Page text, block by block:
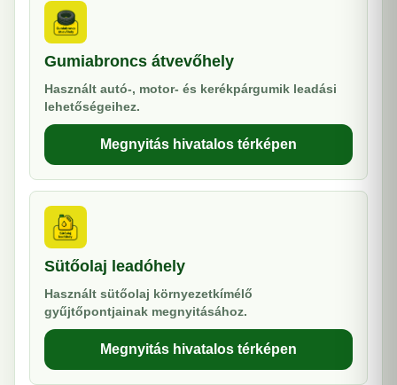
Gumiabroncs átvevőhely
Használt autó-, motor- és kerékpárgumik leadási
lehetőségeihez.
Megnyitás hivatalos térképen
Sütőolaj leadóhely
Használt sütőolaj környezetkímélő
gyűjtőpontjainak megnyitásához.
Megnyitás hivatalos térképen